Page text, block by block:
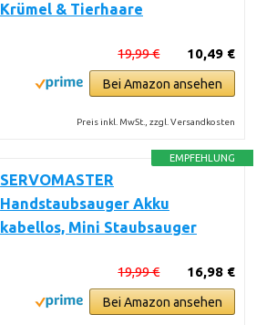
Krümel & Tierhaare
10,49 €
19,99 €
Bei Amazon ansehen
Preis inkl. MwSt., zzgl. Versandkosten
EMPFEHLUNG
SERVOMASTER
Handstaubsauger Akku
kabellos, Mini Staubsauger
16,98 €
19,99 €
Bei Amazon ansehen